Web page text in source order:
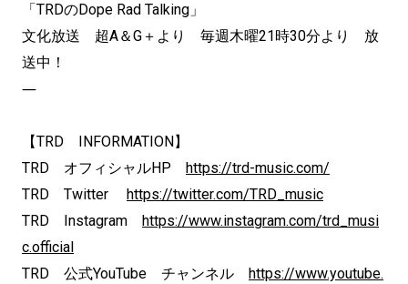
「TRDのDope Rad Talking」
文化放送 超A＆G＋より 毎週木曜21時30分より 放
送中！
―
【TRD INFORMATION】
TRD オフィシャルHP
https://trd-music.com/
TRD Twitter
https://twitter.com/TRD_music
TRD Instagram
https://www.instagram.com/trd_musi
c.official
TRD 公式YouTube チャンネル
https://www.youtube.